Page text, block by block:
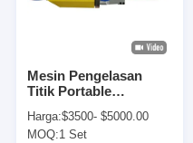
Mesin Pengelasan
Titik Portable
Aluminium Kecil 240v
Harga:$3500- $5000.00
MOQ:1 Set